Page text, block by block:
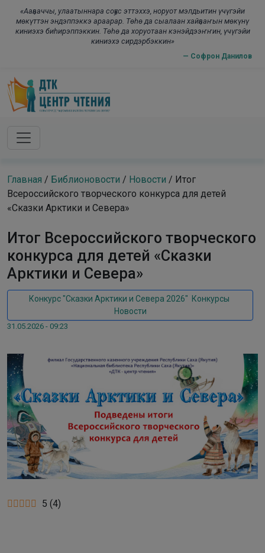
«Ааҕааччы, улаатыннара соҕус эттэххэ, норуот мэлдьитин үчүгэйи
мөкүттэн эндэппэккэ араарар. Төһө да сыалаан хайҕааҥын мөкүнү
киниэхэ биһирэппэккин. Төһө да хоруотаан кэнэйдээҥҥин, үчүгэйи
киниэхэ сирдэрбэккин»
— Софрон Данилов
Skip to main content
Главная / Библионовости / Новости / Итог
Всероссийского творческого конкурса для детей
«Сказки Арктики и Севера»
Итог Всероссийского творческого
конкурса для детей «Сказки
Арктики и Севера»
Конкурс "Сказки Арктики и Севера 2026" Конкурсы
Новости
31.05.2026 - 09:23
5 (4)